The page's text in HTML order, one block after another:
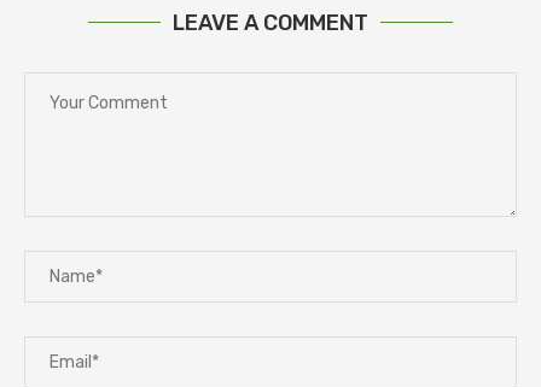
LEAVE A COMMENT